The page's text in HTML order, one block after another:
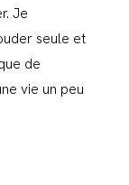
Je
seule et
de
vie un peu